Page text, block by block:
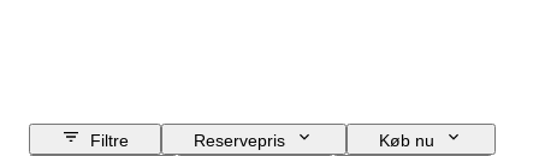
Filtre Reservepris
Køb nu